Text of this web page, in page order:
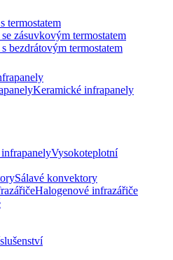
termostatem
zásuvkovým termostatem
bezdrátovým termostatem
Keramické infrapanely
Vysokoteplotní
Sálavé konvektory
Halogenové infrazářiče